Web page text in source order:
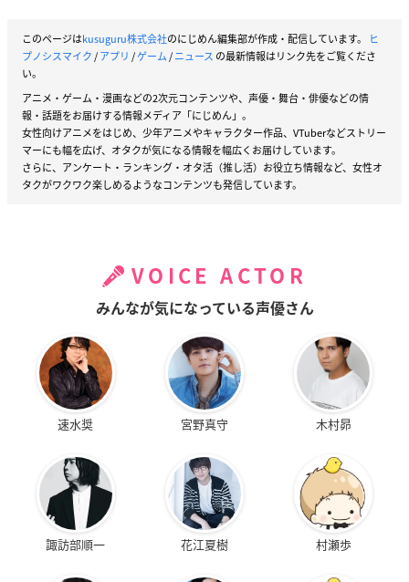
このページはkusuguru株式会社のにじめん編集部が作成・配信しています。
ヒ
プノシスマイク/アプリ /ゲーム/ニュース の最新情報はリンク先をご覧くださ
い。
アニメ・ゲーム・漫画などの2次元コンテンツや、声優・舞台・俳優などの情
報・話題をお届けする情報メディア「にじめん」。
女性向けアニメをはじめ、少年アニメやキャラクター作品、VTuberなどストリー
マーにも幅を広げ、オタクが気になる情報を幅広くお届けしています。
さらに、アンケート・ランキング・オタ活（推し活）お役立ち情報など、女性オ
タクがワクワク楽しめるようなコンテンツも発信しています。
VOICE ACTOR
みんなが気になっている声優さん
速水奨 宮野真守 木村昴
諏訪部順一 花江夏樹 村瀬歩